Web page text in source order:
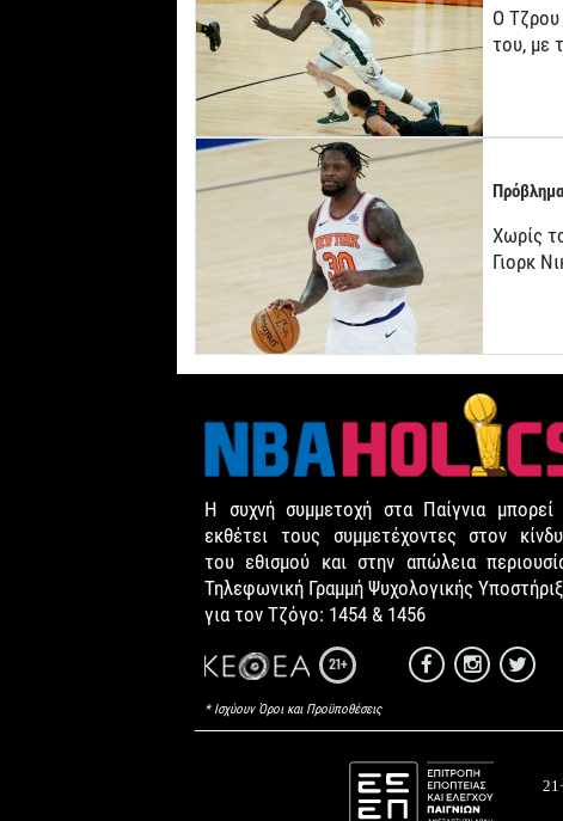
Ο Τζρου
του, με
Χωρίς
Γιορκ
Η συχνή συμμετοχή στα Παίγνια μπορεί
εκθέτει τους συμμετέχοντες στον
του εθισμού και στην απώλεια
Τηλεφωνική Γραμμή Ψυχολογικής
για τον Τζόγο: 1454 & 1456
21+
* Ισχύουν Όροι και Προϋποθέσεις